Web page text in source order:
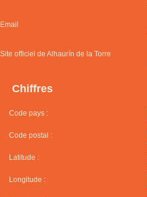
Email
Site officiel de Alhaurín de la Torre
Chiffres
Code pays :
Code postal :
Latitude :
Longitude :